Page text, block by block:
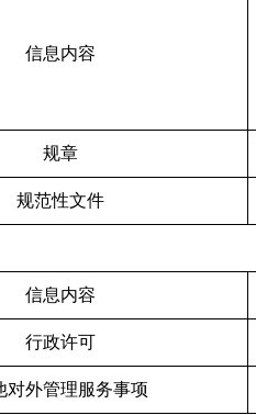
信息内容
规章
规范性文件
信息内容
行政许可
对外管理服务事项